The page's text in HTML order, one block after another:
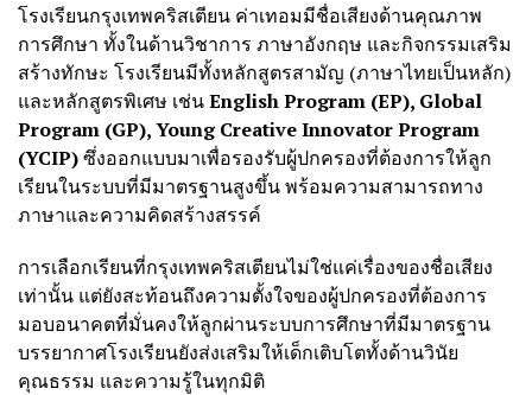
โรงเรียนกรุงเทพคริสเตียน ค่าเทอมมีชื่อเสียงด้านคุณภาพ
การศึกษา ทั้งในด้านวิชาการ ภาษาอังกฤษ และกิจกรรมเสริม
สร้างทักษะ โรงเรียนมีทั้งหลักสูตรสามัญ (ภาษาไทยเป็นหลัก)
และหลักสูตรพิเศษ เช่นEnglish Program (EP), Global
Program (GP), Young Creative Innovator Program
(YCIP)ซึ่งออกแบบมาเพื่อรองรับผู้ปกครองที่ต้องการให้ลูก
เรียนในระบบที่มีมาตรฐานสูงขึ้น พร้อมความสามารถทาง
ภาษาและความคิดสร้างสรรค์
การเลือกเรียนที่กรุงเทพคริสเตียนไม่ใช่แค่เรื่องของชื่อเสียง
เท่านั้น แต่ยังสะท้อนถึงความตั้งใจของผู้ปกครองที่ต้องการ
มอบอนาคตที่มั่นคงให้ลูกผ่านระบบการศึกษาที่มีมาตรฐาน
บรรยากาศโรงเรียนยังส่งเสริมให้เด็กเติบโตทั้งด้านวินัย
คุณธรรม และความรู้ในทุกมิติ